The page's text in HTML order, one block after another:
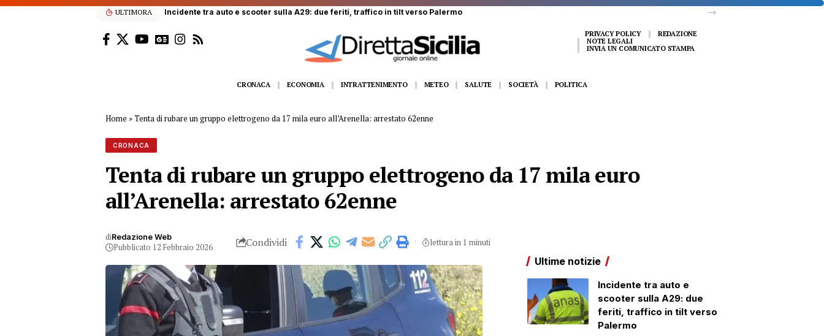
ULTIMORA
sulla A29: due feriti, traffico in tilt verso Palermo
PRIVACY POLICY
REDAZIONE
NOTE LEGALI
INVIA UN COMUNICATO STAMPA
CRONACA ECONOMIA INTRATTENIMENTO METEO SALUTE SOCIETÀ POLITICA
Home »Tenta di rubare un gruppo elettrogeno da 17 mila euro all’Arenella: arrestato 62enne
CRONACA
Tenta di rubare un gruppo elettrogeno da 17 mila euro
all’Arenella: arrestato 62enne
diRedazione Web
Pubblicato 12 Febbraio 2026 Condividi lettura in 1 minuti
Ultime notizie
Incidente tra auto e
scooter sulla A29: due
feriti, traffico in tilt verso
Palermo